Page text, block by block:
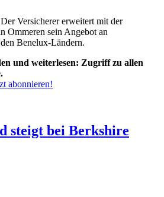
Versicherer erweitert mit der
Ommeren sein Angebot an
Benelux-Ländern.
und weiterlesen: Zugriff zu allen
abonnieren!
steigt bei Berkshire